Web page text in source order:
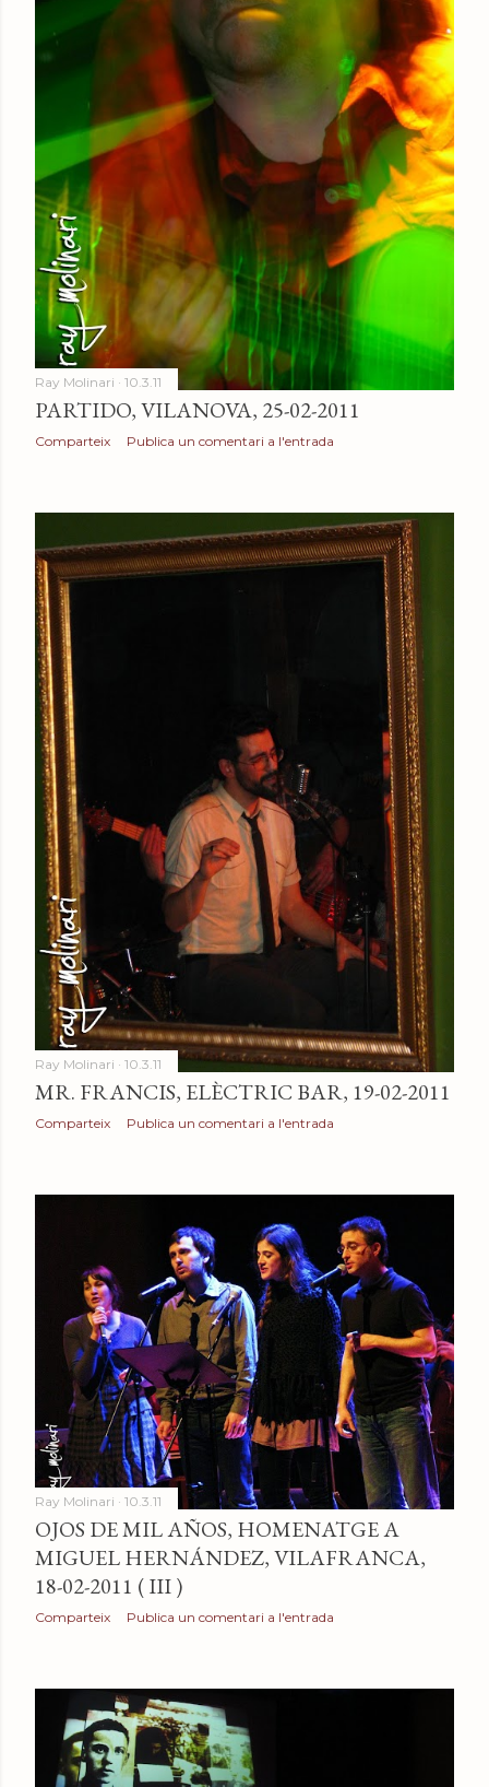
Ray Molinari 10.3.11
PARTIDO, VILANOVA, 25-02-2011
Comparteix Publica un comentari a l'entrada
Ray Molinari 10.3.11
MR. FRANCIS, ELÈCTRIC BAR, 19-02-2011
Comparteix Publica un comentari a l'entrada
Ray Molinari 10.3.11
OJOS DE MIL AÑOS, HOMENATGE A
MIGUEL HERNÁNDEZ, VILAFRANCA,
18-02-2011 ( III )
Comparteix Publica un comentari a l'entrada